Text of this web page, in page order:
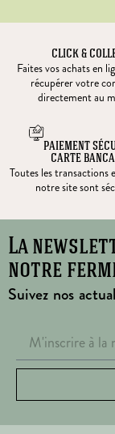
CLICK &
Faites vos achats en
récupérer votre
directement au
PAIEMENT
CARTE
Toutes les transactions
notre site sont
La
notre
Suivez nos